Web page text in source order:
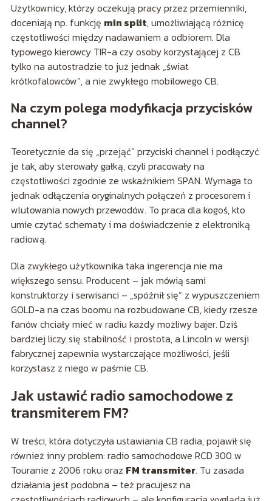
Użytkownicy, którzy oczekują pracy przez przemienniki,
doceniają np. funkcję min split, umożliwiającą różnicę
częstotliwości między nadawaniem a odbiorem. Dla
typowego kierowcy TIR-a czy osoby korzystającej z CB
tylko na autostradzie to już jednak „świat
krótkofalowców”, a nie zwykłego mobilowego CB.
Na czym polega modyfikacja przycisków
channel?
Teoretycznie da się „przejąć” przyciski channel i podłączyć
je tak, aby sterowały gałką, czyli pracowały na
częstotliwości zgodnie ze wskaźnikiem SPAN. Wymaga to
jednak odłączenia oryginalnych połączeń z procesorem i
wlutowania nowych przewodów. To praca dla kogoś, kto
umie czytać schematy i ma doświadczenie z elektroniką
radiową.
Dla zwykłego użytkownika taka ingerencja nie ma
większego sensu. Producent – jak mówią sami
konstruktorzy i serwisanci – „spóźnił się” z wypuszczeniem
GOLD-a na czas boomu na rozbudowane CB, kiedy rzesze
fanów chciały mieć w radiu każdy możliwy bajer. Dziś
bardziej liczy się stabilność i prostota, a Lincoln w wersji
fabrycznej zapewnia wystarczające możliwości, jeśli
korzystasz z niego w paśmie CB.
Jak ustawić radio samochodowe z
transmiterem FM?
W treści, która dotyczyła ustawiania CB radia, pojawił się
również inny problem: radio samochodowe RCD 300 w
Touranie z 2006 roku oraz FM transmiter. Tu zasada
działania jest podobna – też pracujesz na